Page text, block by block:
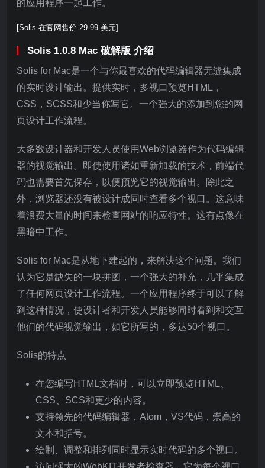
的应用程序一起工作。
[Solis 在官网售价 29.99 美元]
Solis 1.0.8 Mac 破解版 介绍
Solis for Mac是一个与你最喜欢的代码编辑器无缝集成
的实时设计输出。提供实时，多视口预览HTML，
CSS，SCSS和少当你写它。一个强大的添加到您的网
页设计工作流程。
大多数设计器和开发人员使用Web浏览器作为代码编辑
器的视觉输出。即使使用诸如重新加载的技术，前端代
码也需要首先保存，以便预览它的视觉输出。除此之
外，浏览器还没有被设计成同时查看多个视口。这意味
着浪费大量的时间来检查网站的响应特性。这有点像在
黑暗中工作。
Solis for Mac是从地下建起的，来解决这个问题。我们
认为它是缺失的一块拼图，一个强大的补充，几乎集成
了任何网页设计工作流程。一个应用程序终于可以了解
到这种情况，使设计者和开发人员能够同时看到和交互
他们的代码视觉输出，如它所写的，多达50个视口。
Solis的特点
在您编写HTML文档时，可以立即预览HTML、
CSS、SCS和更少的内容。
支持领先的代码编辑器，Atom，VS代码，崇高的
文本和括号。
绘制、调整和排列同时显示实时代码的多个视口。